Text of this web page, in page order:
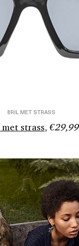
BRIL MET STRASS
strass, €29,99